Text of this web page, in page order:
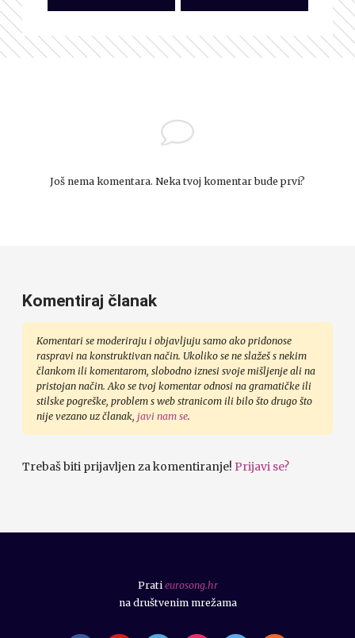
Još nema komentara. Neka tvoj komentar bude prvi?
Komentiraj članak
Komentari se moderiraju i objavljuju samo ako pridonose
raspravi na konstruktivan način. Ukoliko se ne slažeš s nekim
člankom ili komentarom, slobodno iznesi svoje mišljenje ali na
pristojan način. Ako se tvoj komentar odnosi na gramatičke ili
stilske pogreške, problem s web stranicom ili bilo što drugo što
nije vezano uz članak, javi nam se.
Trebaš biti prijavljen za komentiranje! Prijavi se?
Prati eurosong.hr
na društvenim mrežama